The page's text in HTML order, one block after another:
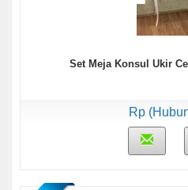
Set Meja Konsul Ukir
Rp